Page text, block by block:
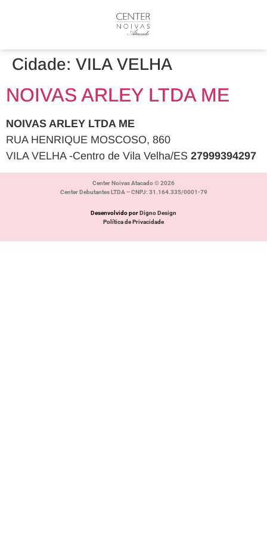
Cidade: VILA VELHA
NOIVAS ARLEY LTDA ME
NOIVAS ARLEY LTDA ME
RUA HENRIQUE MOSCOSO, 860
VILA VELHA -Centro de Vila Velha/ES 27999394297
Center Noivas Atacado © 2026
Center Debutantes LTDA – CNPJ: 31.164.335/0001-79
Desenvolvido por Digno Design
Política de Privacidade